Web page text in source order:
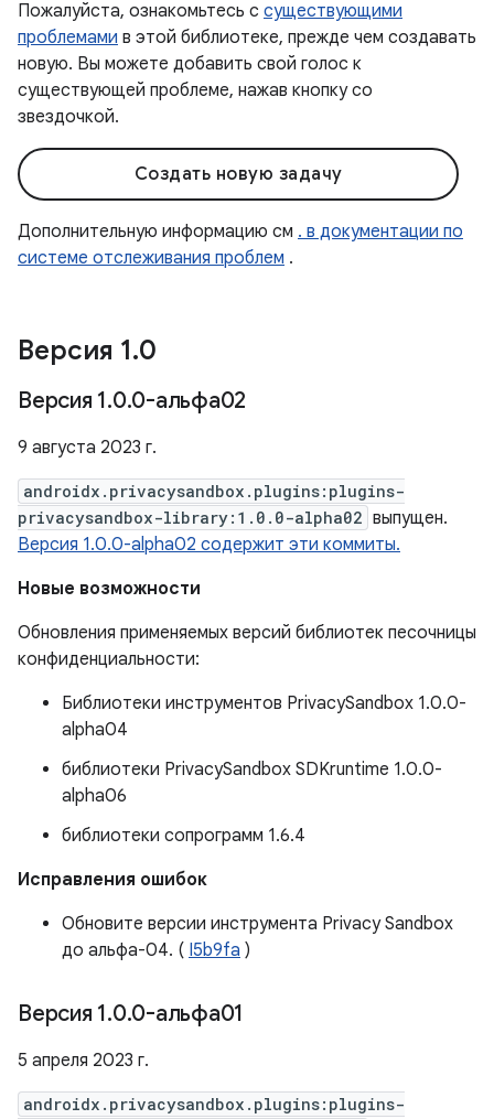
Пожалуйста, ознакомьтесь с существующими
проблемами в этой библиотеке, прежде чем создавать
новую. Вы можете добавить свой голос к
существующей проблеме, нажав кнопку со
звездочкой.
Создать новую задачу
Дополнительную информацию см . в документации по
системе отслеживания проблем .
Версия 1.0
Версия 1.0.0-альфа02
9 августа 2023 г.
androidx.privacysandbox.plugins:plugins-
privacysandbox-library:1.0.0-alpha02 выпущен.
Версия 1.0.0-alpha02 содержит эти коммиты.
Новые возможности
Обновления применяемых версий библиотек песочницы
конфиденциальности:
Библиотеки инструментов PrivacySandbox 1.0.0-
alpha04
библиотеки PrivacySandbox SDKruntime 1.0.0-
alpha06
библиотеки сопрограмм 1.6.4
Исправления ошибок
Обновите версии инструмента Privacy Sandbox
до альфа-04. ( I5b9fa )
Версия 1.0.0-альфа01
5 апреля 2023 г.
androidx.privacysandbox.plugins:plugins-